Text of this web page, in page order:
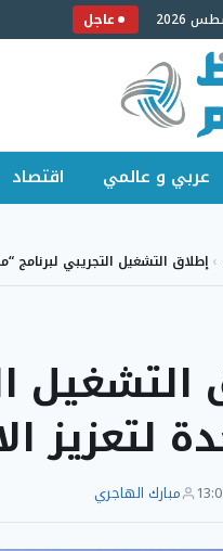
عاجل
عربي و عالمي اقتصاد
› إطلاق التشغيل التجريبي لبرنامج
التشغيل
لتعزيز
مبارك الهاجري